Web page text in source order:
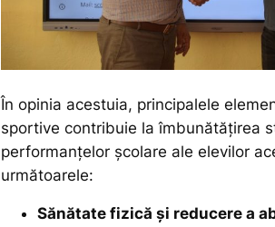
În opinia acestuia, principalele
sportive contribuie la îmbunătățirea
performanțelor școlare ale elevilor
următoarele:
Sănătate fizică și reducere a